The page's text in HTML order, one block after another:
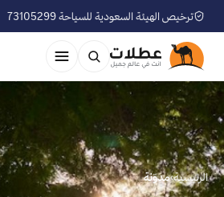
ترخيص الهيئة السعودية للسياحة 73105299
الرئيسية›مدوّنة